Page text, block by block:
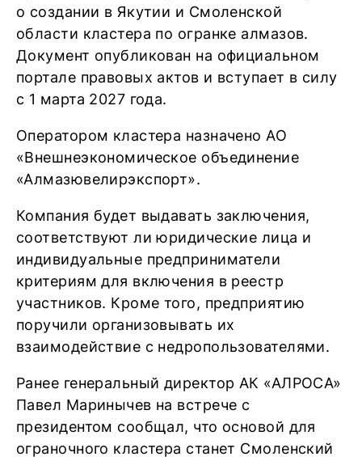
о создании в Якутии и Смоленской
области кластера по огранке алмазов.
Документ опубликован на официальном
портале правовых актов и вступает в силу
с 1 марта 2027 года.
Оператором кластера назначено АО
«Внешнеэкономическое объединение
«Алмазювелирэкспорт».
Компания будет выдавать заключения,
соответствуют ли юридические лица и
индивидуальные предприниматели
критериям для включения в реестр
участников. Кроме того, предприятию
поручили организовывать их
взаимодействие с недропользователями.
Ранее генеральный директор АК «АЛРОСА»
Павел Маринычев на встрече с
президентом сообщал, что основой для
ограночного кластера станет Смоленский